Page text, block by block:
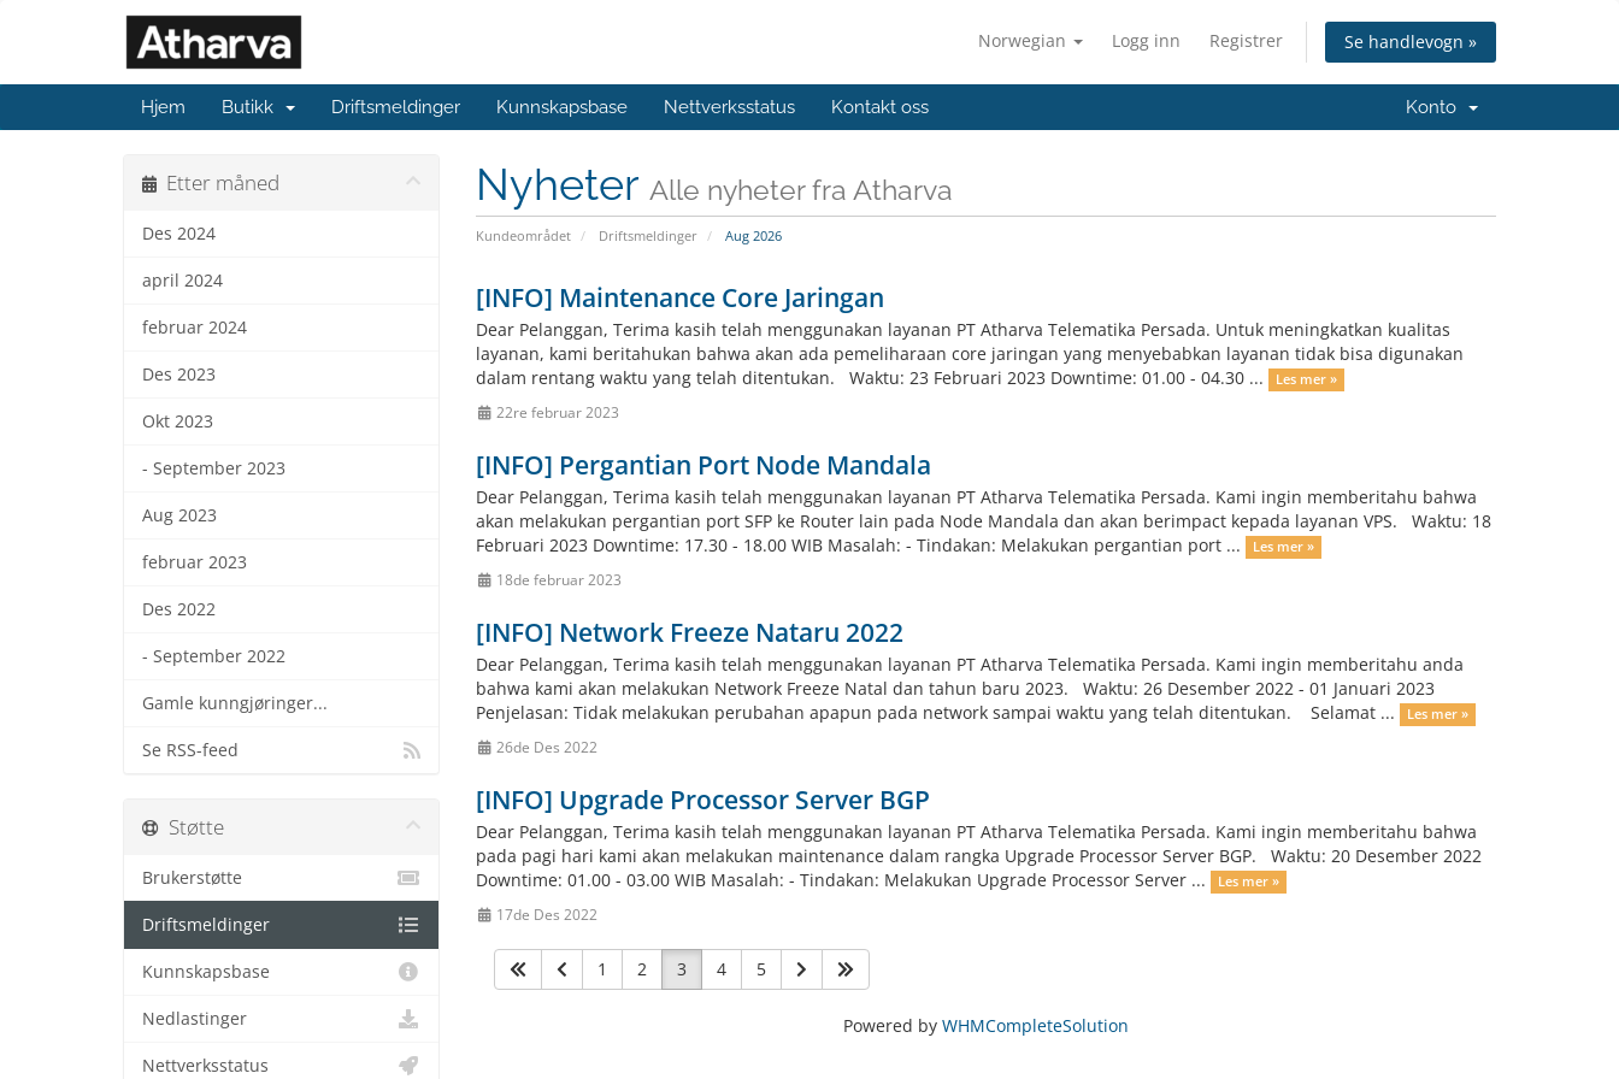
Norwegian Logg inn Registrer Se handlevogn »
Hjem Butikk Driftsmeldinger Kunnskapsbase Nettverksstatus Kontakt oss Konto
Nyheter Alle nyheter fra Atharva
Kundeområdet Driftsmeldinger Aug 2026
Etter måned
Des 2024
april 2024
februar 2024
Des 2023
Okt 2023
- September 2023
Aug 2023
februar 2023
Des 2022
- September 2022
Gamle kunngjøringer...
Se RSS-feed
[INFO] Maintenance Core Jaringan
Dear Pelanggan, Terima kasih telah menggunakan layanan PT Atharva Telematika Persada. Untuk meningkatkan kualitas
layanan, kami beritahukan bahwa akan ada pemeliharaan core jaringan yang menyebabkan layanan tidak bisa digunakan
dalam rentang waktu yang telah ditentukan. Waktu: 23 Februari 2023 Downtime: 01.00 - 04.30 ...
Les mer »
22re februar 2023
[INFO] Pergantian Port Node Mandala
Dear Pelanggan, Terima kasih telah menggunakan layanan PT Atharva Telematika Persada. Kami ingin memberitahu bahwa
akan melakukan pergantian port SFP ke Router lain pada Node Mandala dan akan berimpact kepada layanan VPS. Waktu: 18
Februari 2023 Downtime: 17.30 - 18.00 WIB Masalah: - Tindakan: Melakukan pergantian port ...
Les mer »
18de februar 2023
[INFO] Network Freeze Nataru 2022
Dear Pelanggan, Terima kasih telah menggunakan layanan PT Atharva Telematika Persada. Kami ingin memberitahu anda
bahwa kami akan melakukan Network Freeze Natal dan tahun baru 2023. Waktu: 26 Desember 2022 - 01 Januari 2023
Penjelasan: Tidak melakukan perubahan apapun pada network sampai waktu yang telah ditentukan. Selamat ...
Les mer »
26de Des 2022
[INFO] Upgrade Processor Server BGP
Dear Pelanggan, Terima kasih telah menggunakan layanan PT Atharva Telematika Persada. Kami ingin memberitahu bahwa
pada pagi hari kami akan melakukan maintenance dalam rangka Upgrade Processor Server BGP. Waktu: 20 Desember 2022
Downtime: 01.00 - 03.00 WIB Masalah: - Tindakan: Melakukan Upgrade Processor Server ...
Les mer »
17de Des 2022
1 2 3 4 5
Powered by WHMCompleteSolution
Støtte
Brukerstøtte
Driftsmeldinger
Kunnskapsbase
Nedlastinger
Nettverksstatus